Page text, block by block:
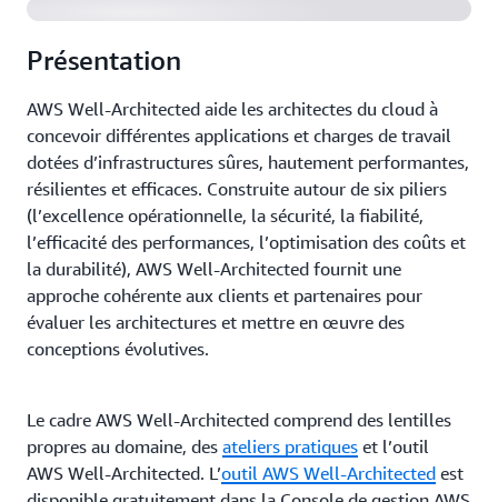
Présentation
AWS Well-Architected aide les architectes du cloud à
concevoir différentes applications et charges de travail
dotées d’infrastructures sûres, hautement performantes,
résilientes et efficaces. Construite autour de six piliers
(l’excellence opérationnelle, la sécurité, la fiabilité,
l’efficacité des performances, l’optimisation des coûts et
la durabilité), AWS Well-Architected fournit une
approche cohérente aux clients et partenaires pour
évaluer les architectures et mettre en œuvre des
conceptions évolutives.
Le cadre AWS Well-Architected comprend des lentilles
propres au domaine, des ateliers pratiques et l’outil
AWS Well-Architected. L’outil AWS Well-Architected est